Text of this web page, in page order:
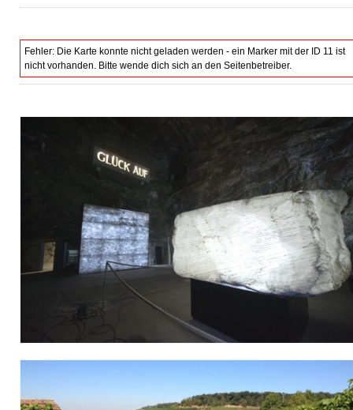
Fehler: Die Karte konnte nicht geladen werden - ein Marker mit der ID 11 ist
nicht vorhanden. Bitte wende dich sich an den Seitenbetreiber.